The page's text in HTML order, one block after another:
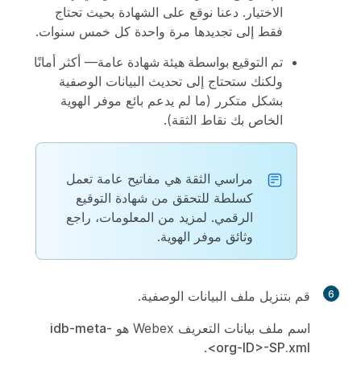
الاختيار. دعنا نوقع على الشهادة بحيث تحتاج
فقط إلى تجديدها مرة واحدة كل خمس سنوات.
تم التوقيع بواسطة هيئة شهادة عامة— أكثر أمانًا
ولكنك ستحتاج إلى تحديث البيانات الوصفية
بشكل متكرر (ما لم يدعم بائع موفر الهوية
الخاص بك نقاط الثقة).
مراسي الثقة هي مفاتيح عامة تعمل
كسلطة للتحقق من شهادة التوقيع
الرقمي. لمزيد من المعلومات، راجع
وثائق موفر الهوية.
6
قم بتنزيل ملف البيانات الوصفية.
اسم ملف بيانات التعريف Webex هو
idb-meta-
<org-ID>-SP.xml
.